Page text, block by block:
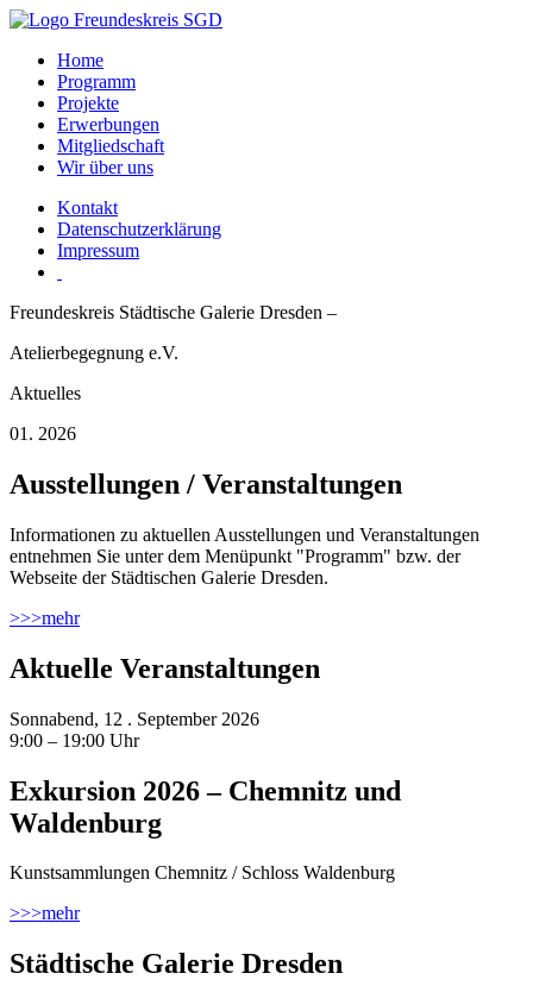
Home
Programm
Projekte
Erwerbungen
Mitgliedschaft
Wir über uns
Kontakt
Datenschutzerklärung
Impressum
Freundeskreis Städtische Galerie Dresden –
Atelierbegegnung e.V.
Aktuelles
01. 2026
Ausstellungen / Veranstaltungen
Informationen zu aktuellen Ausstellungen und Veranstaltungen
entnehmen Sie unter dem Menüpunkt "Programm" bzw. der
Webseite der Städtischen Galerie Dresden.
>>>mehr
Aktuelle Veranstaltungen
Sonnabend, 12 . September 2026
9:00 – 19:00 Uhr
Exkursion 2026 – Chemnitz und
Waldenburg
Kunstsammlungen Chemnitz / Schloss Waldenburg
>>>mehr
Städtische Galerie Dresden